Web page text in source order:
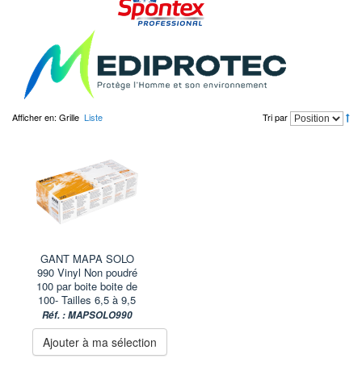
Afficher en: Grille Liste Tri par
GANT MAPA SOLO
990 Vinyl Non poudré
100 par boite boite de
100- Tailles 6,5 à 9,5
Réf. : MAPSOLO990
Ajouter à ma sélection